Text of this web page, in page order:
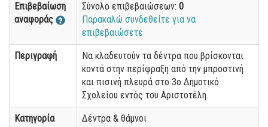
Επιβεβαίωση
αναφοράς
Σύνολο επιβεβαιώσεων: 0
Παρακαλώ συνδεθείτε για να
επιβεβαιώσετε
Περιγραφή
Να κλαδευτούν τα δέντρα που βρίσκονται
κοντά στην περίφραξη από την μπροστινή
και πισινή πλευρά στο 3ο Δημοτικό
Σχολείου εντός του Αριστοτέλη.
Κατηγορία Δέντρα & θάμνοι